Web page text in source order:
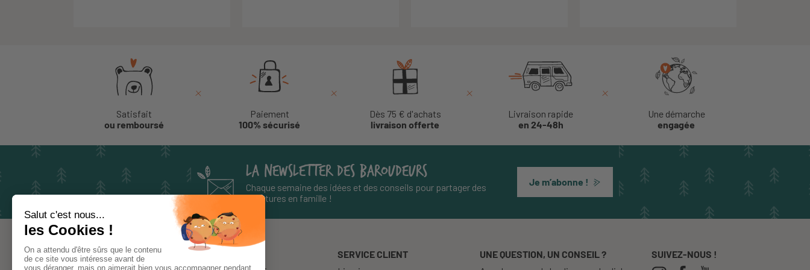
Satisfait
ou remboursé
Paiement
100% sécurisé
Dès 75 € d'achats
livraison offerte
Livraison rapide
en 24-48h
Une démarche
engagée
LA NEWSLETTER DES BAROUDEURS
Chaque semaine des idées et des conseils pour partager des
aventures en famille !
Je m’abonne !
SERVICE CLIENT
UNE QUESTION, UN CONSEIL ?
SUIVEZ-NOUS !